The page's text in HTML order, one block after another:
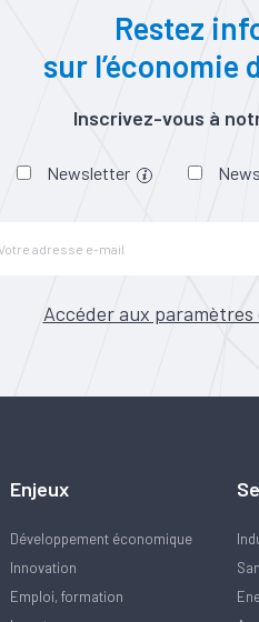
Restez
sur l’économie
Inscrivez-vous à
Newsletter
Accéder aux
Enjeux
Développement économique
Innovation
Emploi, formation